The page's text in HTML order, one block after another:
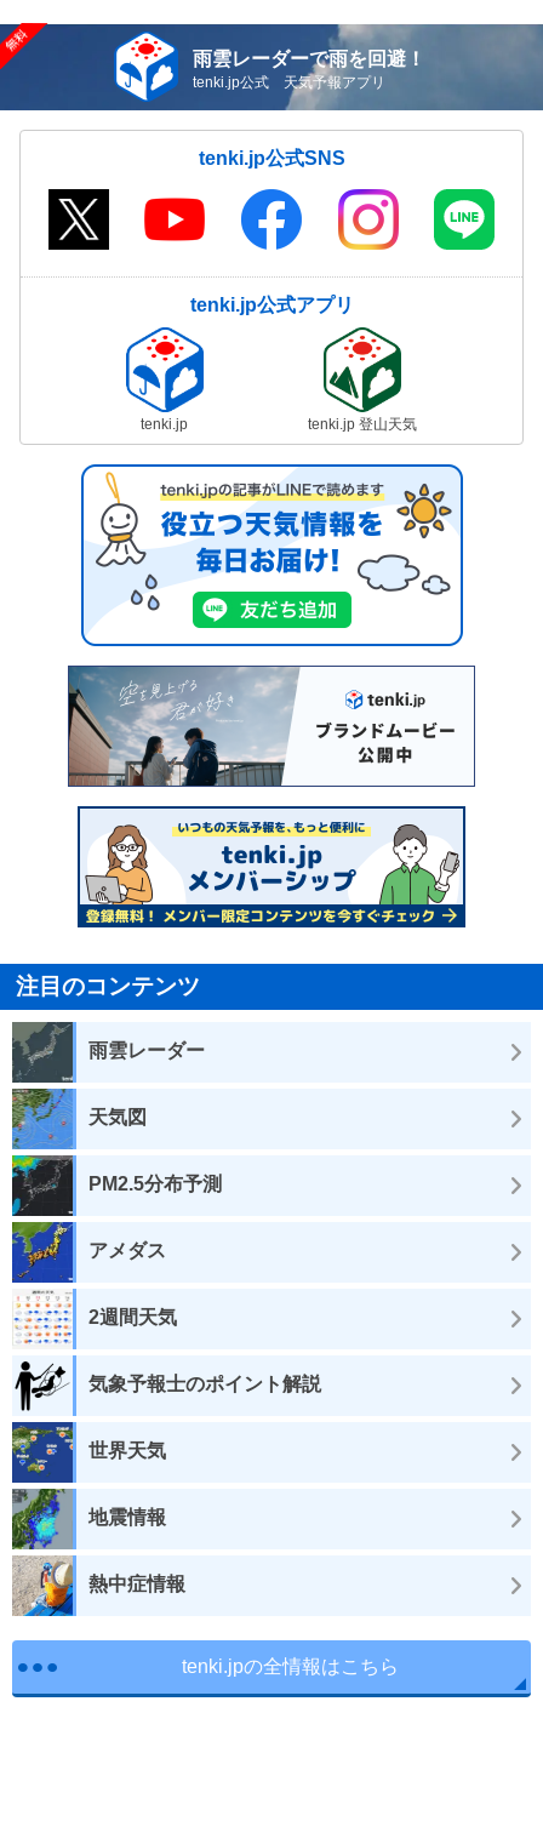
雨雲レーダーで雨を回避！
tenki.jp公式 天気予報アプリ
tenki.jp公式SNS
tenki.jp公式アプリ
tenki.jp tenki.jp 登山天気
注目のコンテンツ
雨雲レーダー
天気図
PM2.5分布予測
アメダス
2週間天気
気象予報士のポイント解説
世界天気
地震情報
熱中症情報
tenki.jpの全情報はこちら